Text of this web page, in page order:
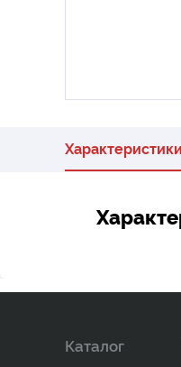
Характеристики
Каталог